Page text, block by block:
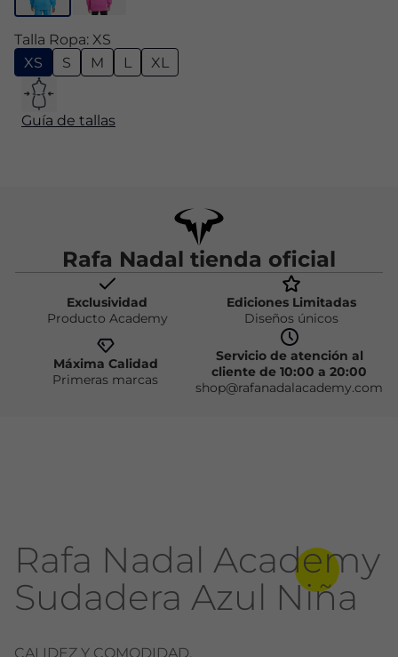
Talla Ropa: XS
XS
S M L XL
Guía de tallas
Rafa Nadal tienda oficial
Exclusividad
Producto Academy
Ediciones Limitadas
Diseños únicos
Máxima Calidad
Primeras marcas
Servicio de atención al
cliente de 10:00 a 20:00
shop@rafanadalacademy.com
Rafa Nadal Academy
Sudadera Azul Niña
CALIDEZ Y COMODIDAD.